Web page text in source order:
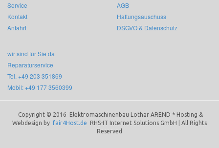
Service
Kontakt
Anfahrt
AGB
Haftungsauschuss
DSGVO & Datenschutz
wir sind für Sie da
Reparaturservice
Tel. +49 203 351869
Mobil: +49 177 3560399
Copyright © 2016 Elektromaschinenbau Lothar AREND *Hosting &
Webdesign by fair4Host.de RHS-IT Internet Solutions GmbH | All Rights
Reserved